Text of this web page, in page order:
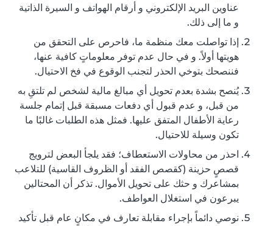
عناوين البريد الإلكتروني و أرقام الهواتف و السيرة الذاتية
و ما إلى ذلك.
إذا تواصلت معك منظمة ما، فاحرص على التحقق من
هويتها أولاً. و في حال عدم توفر معلوماتٍ كافية عنها،
فننصحك بتوخي الحذر لتجنب الوقوع في فخ الاحتيال.
يُنصح بشدة بعدم تحويل أي مبالغ مالية لشخص لم تلتقِ به
من قبل، و عدم قبول أي دفعات مسبقة قبل إتمام جلسة
رعاية الأطفال المتفق عليها. فمثل هذه الطلبات غالبًا ما
تكون وسيلة للاحتيال.
احذر من محاولات الاستعطاف؛ فقد يلجأ البعض لترويج
قصصٍ حزينة (كقصص الفقد أو الظروف القاسية) للتلاعب
بمشاعرك و حثك على تحويل الأموال. تذكر أن المحتالين
يبرعون في استغلال العواطف.
نوصي دائماً بإجراء مقابلة تعارف في مكانٍ عام قبل تأكيد